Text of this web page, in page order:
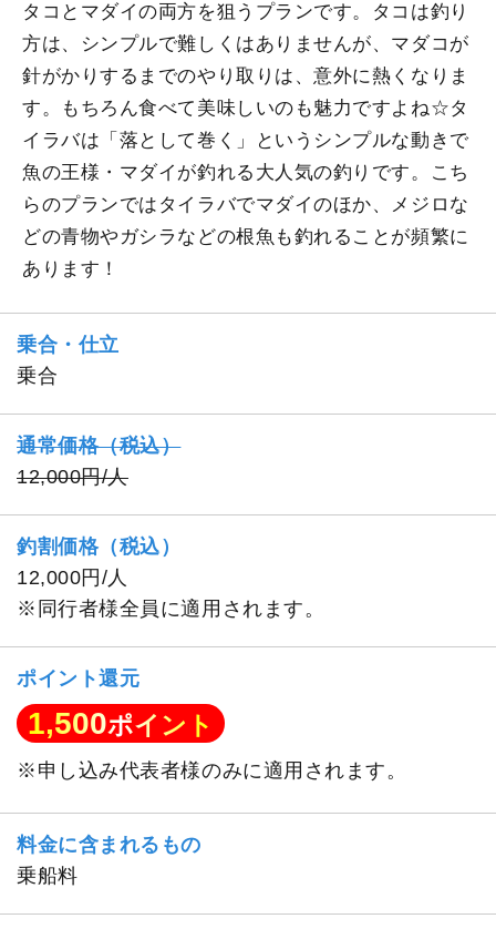
タコとマダイの両方を狙うプランです。タコは釣り
方は、シンプルで難しくはありませんが、マダコが
針がかりするまでのやり取りは、意外に熱くなりま
す。もちろん食べて美味しいのも魅力ですよね☆タ
イラバは「落として巻く」というシンプルな動きで
魚の王様・マダイが釣れる大人気の釣りです。こち
らのプランではタイラバでマダイのほか、メジロな
どの青物やガシラなどの根魚も釣れることが頻繁に
あります！
乗合・仕立
乗合
通常価格（税込）
12,000円/人
釣割価格（税込）
12,000円/人
※同行者様全員に適用されます。
ポイント還元
1,500ポイント
※申し込み代表者様のみに適用されます。
料金に含まれるもの
乗船料